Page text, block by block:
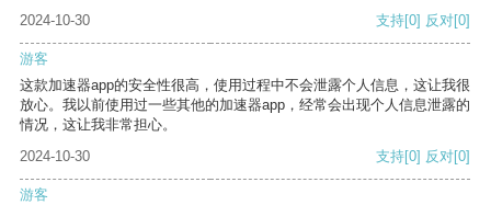
2024-10-30 支持[0] 反对[0]
游客
这款加速器app的安全性很高，使用过程中不会泄露个人信息，这让我很
放心。我以前使用过一些其他的加速器app，经常会出现个人信息泄露的
情况，这让我非常担心。
2024-10-30
支持[0] 反对[0]
游客